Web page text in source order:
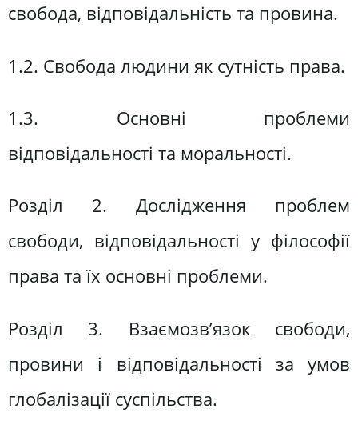
свобода, відповідальність та провина.
1.2. Свобода людини як сутність права.
1.3. Основні проблеми
відповідальності та моральності.
Розділ 2. Дослідження проблем
свободи, відповідальності у філософії
права та їх основні проблеми.
Розділ 3. Взаємозв’язок свободи,
провини і відповідальності за умов
глобалізації суспільства.